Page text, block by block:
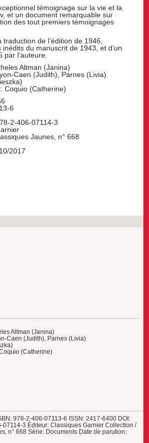
témoignage sur la vie et la
et un document remarquable sur
des tout premiers témoignages
de l’édition de 1946,
du manuscrit de 1943, et d’un
par l’auteure.
Altman (Janina)
Caen (Judith), Parnes (Livia)
Coquio (Catherine)
6
2-406-07114-3
Jaunes, n° 668
2017
Altman (Janina)
Caen (Judith), Parnes (Livia)
(Catherine)
978-2-406-07113-6 ISSN: 2417-6400 DOI:
07114-3 Éditeur: Classiques Garnier Collection /
n° 668 Série: Documents Date de parution: